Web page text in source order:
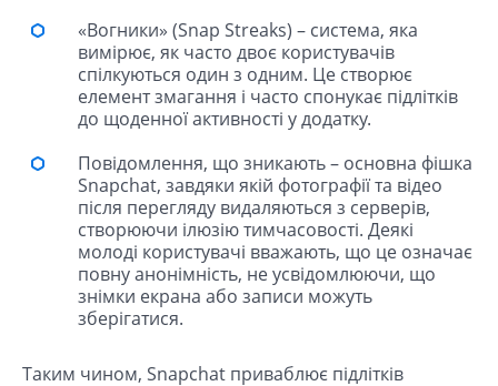
«Вогники» (Snap Streaks) – система, яка
вимірює, як часто двоє користувачів
спілкуються один з одним. Це створює
елемент змагання і часто спонукає підлітків
до щоденної активності у додатку.
Повідомлення, що зникають – основна фішка
Snapchat, завдяки якій фотографії та відео
після перегляду видаляються з серверів,
створюючи ілюзію тимчасовості. Деякі
молоді користувачі вважають, що це означає
повну анонімність, не усвідомлюючи, що
знімки екрана або записи можуть
зберігатися.
Таким чином, Snapchat приваблює підлітків